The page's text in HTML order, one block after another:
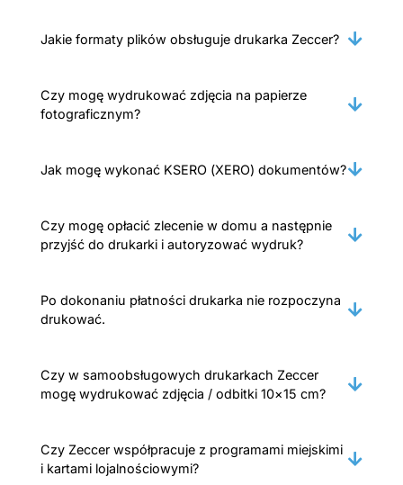
Jakie formaty plików obsługuje drukarka Zeccer?
Czy mogę wydrukować zdjęcia na papierze
fotograficznym?
Jak mogę wykonać KSERO (XERO) dokumentów?
Czy mogę opłacić zlecenie w domu a następnie
przyjść do drukarki i autoryzować wydruk?
Po dokonaniu płatności drukarka nie rozpoczyna
drukować.
Czy w samoobsługowych drukarkach Zeccer
mogę wydrukować zdjęcia / odbitki 10×15 cm?
Czy Zeccer współpracuje z programami miejskimi
i kartami lojalnościowymi?